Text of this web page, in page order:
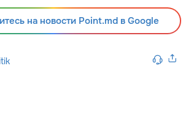
на новости Point.md в Google